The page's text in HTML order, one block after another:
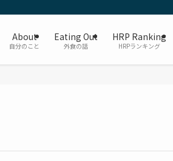
About
自分のこと
Eating Out
外食の話
HRP Ranking
HRPランキング